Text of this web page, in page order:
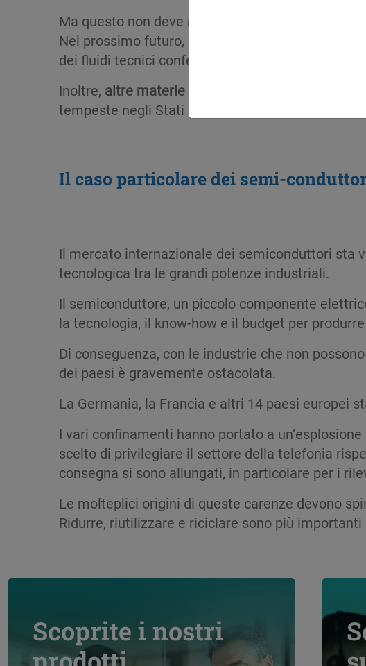
Ma questo non deve mascherare cause più a
Nel prossimo futuro, la disponibilità di
dei fluidi tecnici confezionati in fusti o lattine.
Inoltre, altre materie prime come il glicole o altri
tempeste negli Stati Uniti o le forze maggiori
Il caso particolare dei semi-
Il mercato internazionale dei semiconduttori sta
tecnologica tra le grandi potenze industriali.
Il semiconduttore, un piccolo componente
la tecnologia, il know-how e il budget per
Di conseguenza, con le industrie che non
dei paesi è gravemente ostacolata.
La Germania, la Francia e altri 14 paesi europei
I vari confinamenti hanno portato a
scelto di privilegiare il settore della telefonia
consegna si sono allungati, in particolare per i
Le molteplici origini di queste carenze devono
Ridurre, riutilizzare e riciclare sono più
Scoprite i nostri